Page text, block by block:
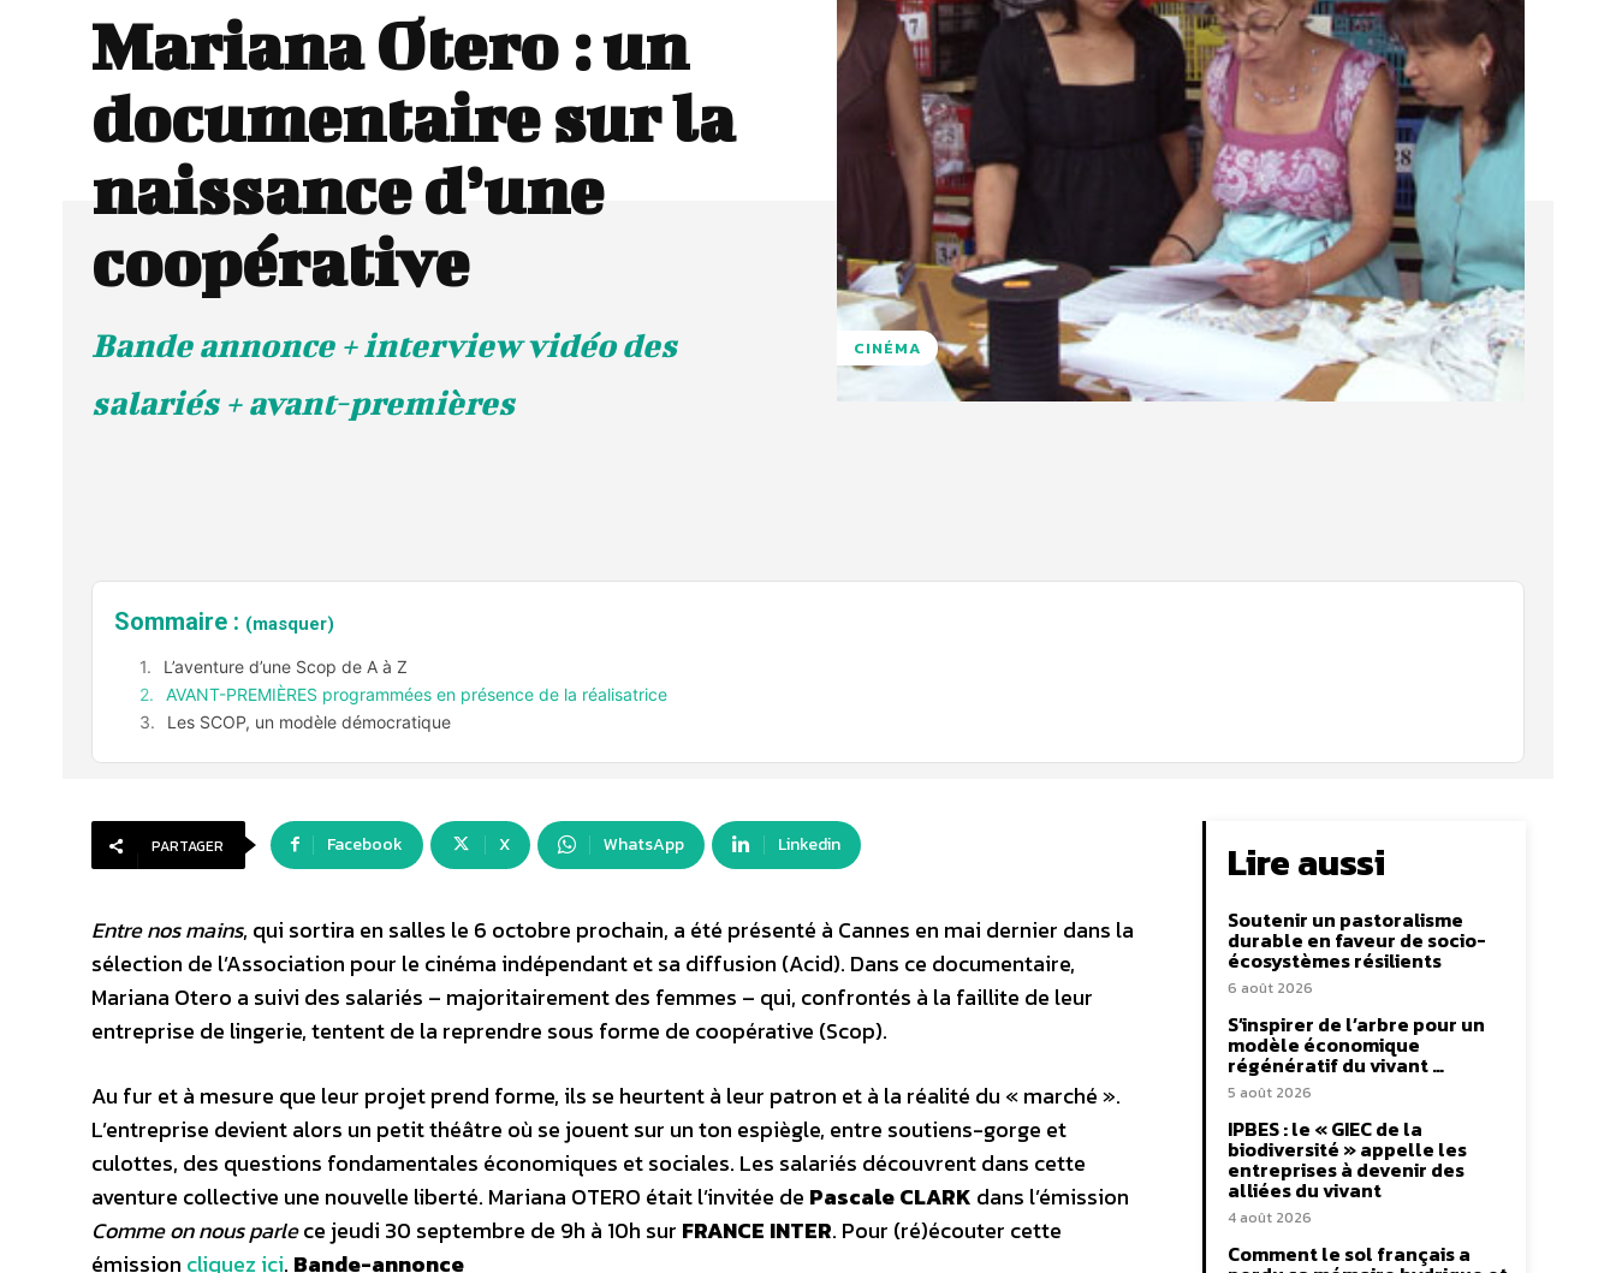
Mariana Otero : un
documentaire sur la
naissance d’une
coopérative
Bande annonce + interview vidéo des
salariés + avant-premières
CINÉMA
Sommaire : (masquer)
L’aventure d’une Scop de A à Z
AVANT-PREMIÈRES programmées en présence de la réalisatrice
Les SCOP, un modèle démocratique
PARTAGER Facebook X WhatsApp Linkedin
Entre nos mains, qui sortira en salles le 6 octobre prochain, a été présenté à Cannes en mai dernier dans la
sélection de l’Association pour le cinéma indépendant et sa diffusion (Acid). Dans ce documentaire,
Mariana Otero a suivi des salariés – majoritairement des femmes – qui, confrontés à la faillite de leur
entreprise de lingerie, tentent de la reprendre sous forme de coopérative (Scop).
Au fur et à mesure que leur projet prend forme, ils se heurtent à leur patron et à la réalité du « marché ».
L’entreprise devient alors un petit théâtre où se jouent sur un ton espiègle, entre soutiens-gorge et
culottes, des questions fondamentales économiques et sociales. Les salariés découvrent dans cette
aventure collective une nouvelle liberté. Mariana OTERO était l’invitée de Pascale CLARK dans l’émission
Comme on nous parlece jeudi 30 septembre de 9h à 10h sur FRANCE INTER. Pour (ré)écouter cette
émission cliquez ici. Bande-annonce
Lire aussi
Soutenir un pastoralisme
durable en faveur de socio-
écosystèmes résilients
6 août 2026
S’inspirer de l’arbre pour un
modèle économique
régénératif du vivant …
5 août 2026
IPBES : le « GIEC de la
biodiversité » appelle les
entreprises à devenir des
alliées du vivant
4 août 2026
Comment le sol français a